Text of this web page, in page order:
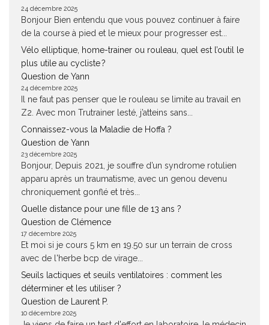
24 décembre 2025
Bonjour Bien entendu que vous pouvez continuer à faire
de la course à pied et le mieux pour progresser est...
Vélo elliptique, home-trainer ou rouleau, quel est l’outil le
plus utile au cycliste ?
Question de Yann
24 décembre 2025
Il ne faut pas penser que le rouleau se limite au travail en
Z2. Avec mon Trutrainer lesté, j’atteins sans...
Connaissez-vous la Maladie de Hoffa ?
Question de Yann
23 décembre 2025
Bonjour, Depuis 2021, je souffre d’un syndrome rotulien
apparu après un traumatisme, avec un genou devenu
chroniquement gonflé et très...
Quelle distance pour une fille de 13 ans ?
Question de Clémence
17 décembre 2025
Et moi si je cours 5 km en 19.50 sur un terrain de cross
avec de l'herbe bcp de virage...
Seuils lactiques et seuils ventilatoires : comment les
déterminer et les utiliser ?
Question de Laurent P.
10 décembre 2025